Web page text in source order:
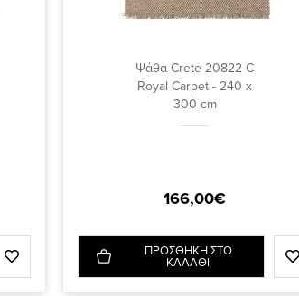
Ψάθα Crete 20822 C
Royal Carpet - 240 x
300 cm
166,00€
ΠΡΟΣΘΗΚΗ ΣΤΟ
ΚΑΛΑΘΙ